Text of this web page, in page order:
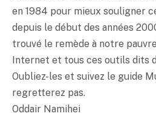
en 1984 pour mieux souligner
depuis le début des années
trouvé le remède à notre
Internet et tous ces outils dits
Oubliez-les et suivez le guide
regretterez pas.
Oddair Namihei